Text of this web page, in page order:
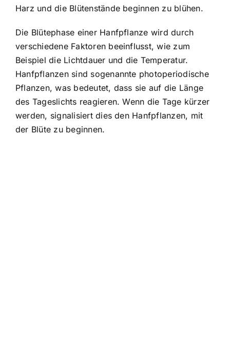
Harz und die Blütenstände beginnen zu blühen.
Die Blütephase einer Hanfpflanze wird durch
verschiedene Faktoren beeinflusst, wie zum
Beispiel die Lichtdauer und die Temperatur.
Hanfpflanzen sind sogenannte photoperiodische
Pflanzen, was bedeutet, dass sie auf die Länge
des Tageslichts reagieren. Wenn die Tage kürzer
werden, signalisiert dies den Hanfpflanzen, mit
der Blüte zu beginnen.